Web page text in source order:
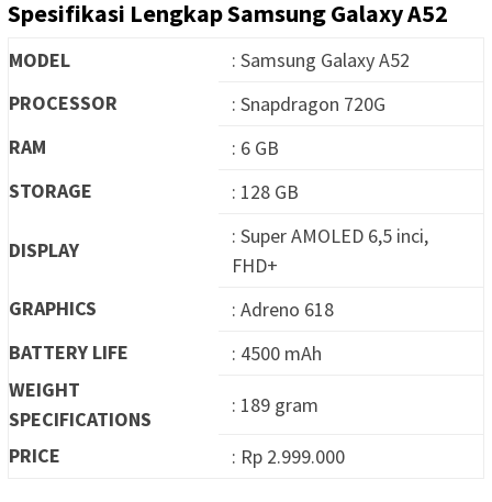
Spesifikasi Lengkap Samsung Galaxy A52
MODEL
: Samsung Galaxy A52
PROCESSOR
: Snapdragon 720G
RAM
: 6 GB
STORAGE
: 128 GB
DISPLAY
: Super AMOLED 6,5 inci,
FHD+
GRAPHICS
: Adreno 618
BATTERY LIFE
: 4500 mAh
WEIGHT
SPECIFICATIONS
: 189 gram
PRICE
: Rp 2.999.000